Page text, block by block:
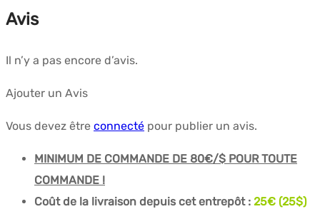
Avis
Il n’y a pas encore d’avis.
Ajouter un Avis
Vous devez être connecté pour publier un avis.
MINIMUM DE COMMANDE DE 80€/$ POUR TOUTE
COMMANDE !
Coût de la livraison depuis cet entrepôt : 25€ (25$)